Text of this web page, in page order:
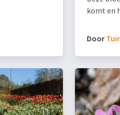
komt en
Door